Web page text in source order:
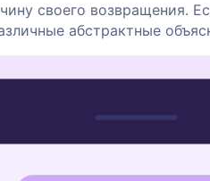
своего возвращения.
абстрактные